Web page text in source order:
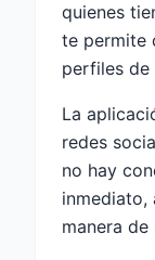
quienes
te permite
perfiles de
La
redes
no hay
inmediato,
manera de